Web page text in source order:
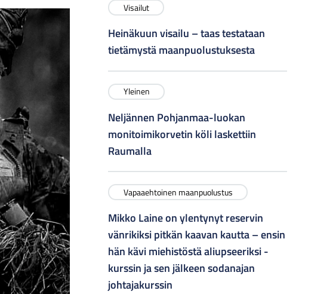
Visailut
Heinäkuun visailu – taas testataan
tietämystä maanpuolustuksesta
Yleinen
Neljännen Pohjanmaa-luokan
monitoimikorvetin köli laskettiin
Raumalla
Vapaaehtoinen maanpuolustus
Mikko Laine on ylentynyt reservin
vänrikiksi pitkän kaavan kautta – ensin
hän kävi miehistöstä aliupseeriksi -
kurssin ja sen jälkeen sodanajan
johtajakurssin